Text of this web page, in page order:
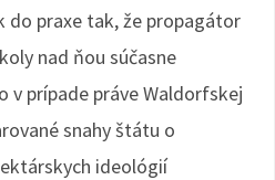
do praxe tak, že propagátor
nad ňou súčasne
v prípade práve Waldorfskej
snahy štátu o
ideológií